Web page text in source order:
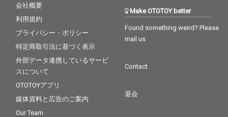
会社概要
利用規約
プライバシー・ポリシー
特定商取引法に基づく表示
外部データ連携しているサービ
スについて
OTOTOYアプリ
媒体資料と広告のご案内
Our Team
Make OTOTOY better
Found something weird? Please
mail us
Contact
退会